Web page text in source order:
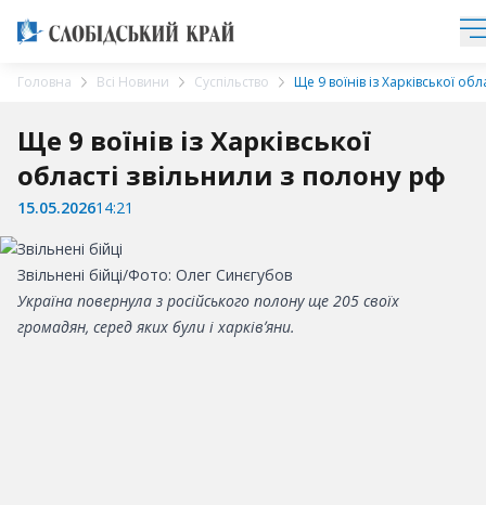
Головна Всі Новини Суспільство Ще 9 воїнів із Харківської
Ще 9 воїнів із Харківської
області звільнили з полону рф
15.05.202614:21
Звільнені бійці/Фото: Олег Синєгубов
Україна повернула з російського полону ще 205 своїх
громадян, серед яких були і харківʼяни.